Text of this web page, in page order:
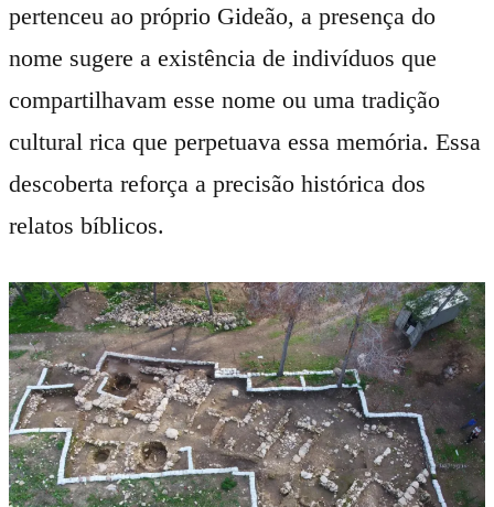
pertenceu ao próprio Gideão, a presença do
nome sugere a existência de indivíduos que
compartilhavam esse nome ou uma tradição
cultural rica que perpetuava essa memória. Essa
descoberta reforça a precisão histórica dos
relatos bíblicos.